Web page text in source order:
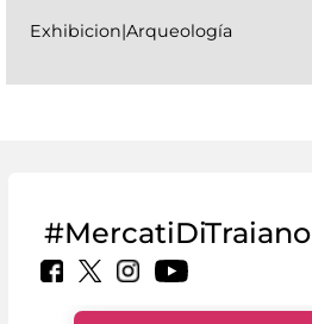
Exhibicion|Arqueología
#MercatiDiTraiano